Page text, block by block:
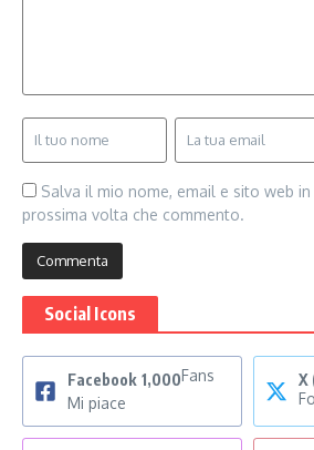
Salva il mio nome, email e sito web
prossima volta che commento.
Social Icons
Facebook 1,000Fans
Mi piace
X